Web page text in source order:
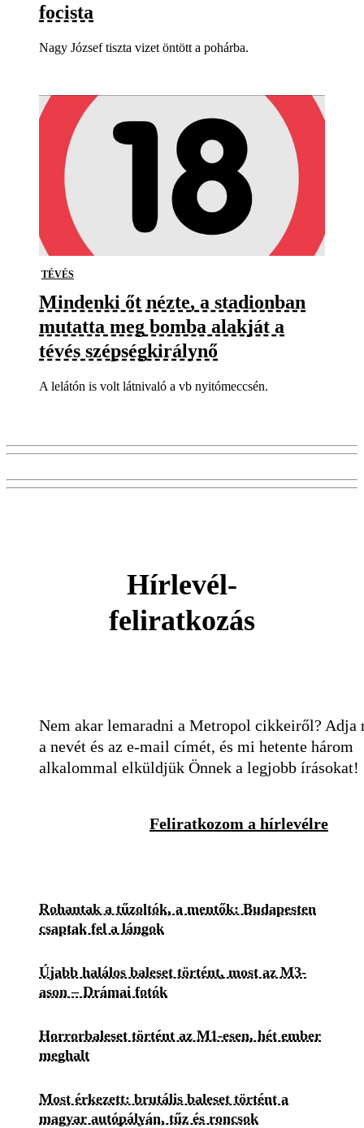
focista
Nagy József tiszta vizet öntött a pohárba.
TÉVÉS
Mindenki őt nézte, a stadionban
mutatta meg bomba alakját a
tévés szépségkirálynő
A lelátón is volt látnivaló a vb nyitómeccsén.
Hírlevél-
feliratkozás
Nem akar lemaradni a Metropol cikkeiről? Adja
a nevét és az e-mail címét, és mi hetente három
alkalommal elküldjük Önnek a legjobb írásokat!
Feliratkozom a hírlevélre
Rohantak a tűzoltók, a mentők: Budapesten
csaptak fel a lángok
Újabb halálos baleset történt, most az M3-
ason – Drámai fotók
Horrorbaleset történt az M1-esen, hét ember
meghalt
Most érkezett: brutális baleset történt a
magyar autópályán, tűz és roncsok